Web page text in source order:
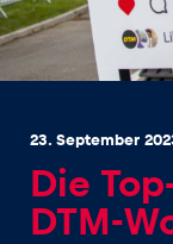
Events
23. September
Die
DTM-